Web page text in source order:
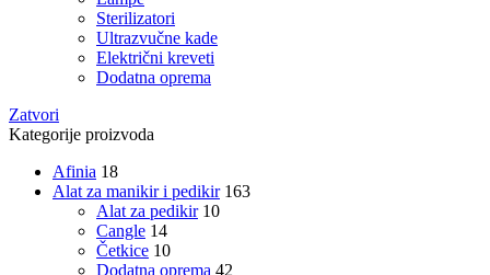
Sterilizatori
Ultrazvučne kade
Električni kreveti
Dodatna oprema
Zatvori
Kategorije proizvoda
Afinia 18
Alat za manikir i pedikir 163
Alat za pedikir 10
Cangle 14
Četkice 10
Dodatna oprema 42